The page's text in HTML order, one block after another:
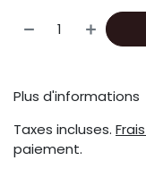
Plus d'informations
Taxes incluses.
paiement.